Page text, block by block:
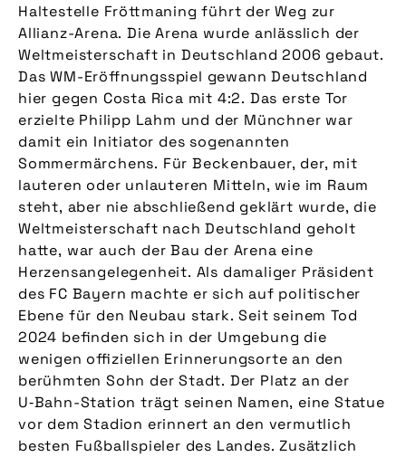
Haltestelle Fröttmaning führt der Weg zur
Allianz-Arena. Die Arena wurde anlässlich der
Weltmeisterschaft in Deutschland 2006 gebaut.
Das WM-Eröffnungsspiel gewann Deutschland
hier gegen Costa Rica mit 4:2. Das erste Tor
erzielte Philipp Lahm und der Münchner war
damit ein Initiator des sogenannten
Sommermärchens. Für Beckenbauer, der, mit
lauteren oder unlauteren Mitteln, wie im Raum
steht, aber nie abschließend geklärt wurde, die
Weltmeisterschaft nach Deutschland geholt
hatte, war auch der Bau der Arena eine
Herzensangelegenheit. Als damaliger Präsident
des FC Bayern machte er sich auf politischer
Ebene für den Neubau stark. Seit seinem Tod
2024 befinden sich in der Umgebung die
wenigen offiziellen Erinnerungsorte an den
berühmten Sohn der Stadt. Der Platz an der
U‑Bahn-Station trägt seinen Namen, eine Statue
vor dem Stadion erinnert an den vermutlich
besten Fußballspieler des Landes. Zusätzlich